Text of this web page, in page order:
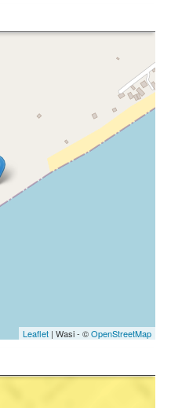
Leaflet | Wasi - ©OpenStreetMap